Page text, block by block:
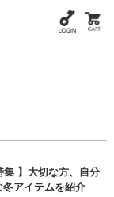
集 】大切な方、自分
アイテムを紹介